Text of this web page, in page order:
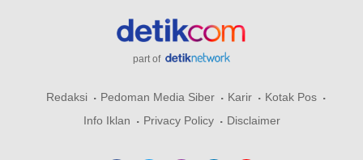
part of
Redaksi Pedoman Media Siber Karir
Kotak Pos
Info Iklan
Privacy Policy Disclaimer